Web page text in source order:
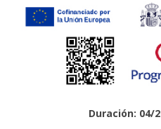
Duración: 04/